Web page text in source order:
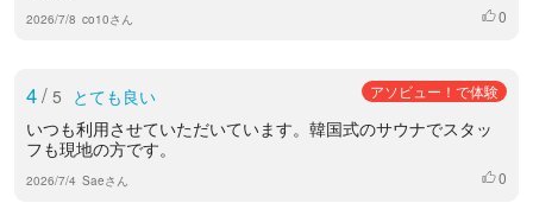
2026/7/8 co10さん いいね
0
4/ 5 とても良い アソビュー！で体験
いつも利用させていただいています。韓国式のサウナでスタッ
フも現地の方です。
2026/7/4 Saeさん いいね
0